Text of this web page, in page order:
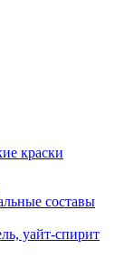
краски
составы
уайт-спирит